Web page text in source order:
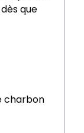
que
charbon